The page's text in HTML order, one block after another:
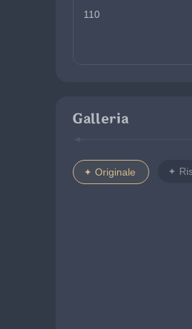
110
Galleria
Originale